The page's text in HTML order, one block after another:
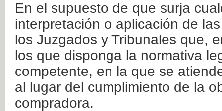
En el supuesto de que surja
interpretación o aplicación de
los Juzgados y Tribunales que,
los que disponga la normativa
competente, en la que se
al lugar del cumplimiento de la
compradora.